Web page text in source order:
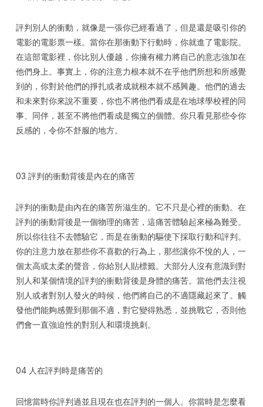
評判別人的衝動，就像是一張你已經看過了，但是還是吸引你的
電影的電影票一樣。當你在那衝動下行動時，你就進了電影院。
在這部電影裡，你比別人優越，你擁有權力將自己的意志強加在
他們身上。事實上，你的注意力根本就不在乎他們所想和所感覺
到的，你對於他們的掙扎或者成就根本就不感興趣。他們的過去
和未來對你來說不重要，你也不將他們看成是在地球學校裡的同
事、同伴，甚至不將他們看成是獨立的個體。你只看見那些令你
反感的，令你不舒服的地方。
03 評判的衝動背後是內在的痛苦
評判的衝動是由內在的痛苦所滋生的。它不只是心裡的衝動。在
評判的衝動背後是一個物理的痛苦，這痛苦體驗起來極為難受。
所以你往往不去體驗它，而是在衝動的驅使下採取行動和評判。
你的注意力放在那些你不喜歡的行為上，那些讓你不悅的人，一
個太高或太柔的聲音，你給別人貼標籤。大部分人沒有意識到對
別人和某個情境的評判的衝動背後是身體的痛苦。當他們去注視
別人或者對別人發火的時候，他們將自己的不適隱藏起來了。觸
發他們能夠感覺到那個不適，對它變得熟悉，並挑戰它，否則他
們會一直強迫性的對別人和環境挑刺。
04 人在評判時是痛苦的
回憶當時你評判過並且現在也在評判的一個人。你當時是怎麼看